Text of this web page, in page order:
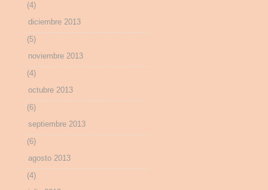
(4)
diciembre 2013
(5)
noviembre 2013
(4)
octubre 2013
(6)
septiembre 2013
(6)
agosto 2013
(4)